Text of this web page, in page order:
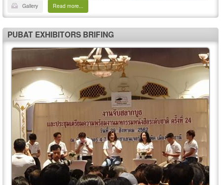
Gallery Read more...
PUBAT EXHIBITORS BRIFING